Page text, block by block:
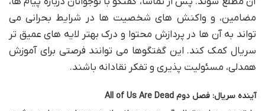
مضامین، و واکنش های شخصیت ها در شرایط بحرانی می
تواند به آن ها در پردازش محتوا و درک بهتر لایه های عمیق تر
سریال کمک کند. این گفتگوها می توانند فرصتی برای آموزش
همدلی، مسئولیت پذیری و تفکر نقادانه باشند.
آینده سریال: فصل دوم All of Us Are Dead